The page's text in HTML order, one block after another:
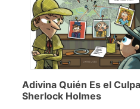
Adivina Quién Es el
Sherlock Holmes